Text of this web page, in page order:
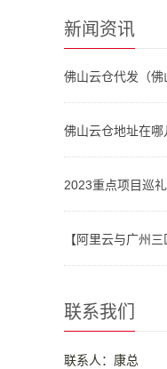
新闻资讯
佛山云仓代发（佛
联系我们
联系人：康总